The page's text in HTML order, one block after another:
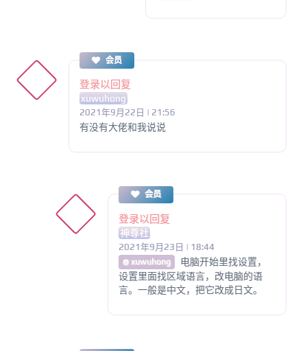
会员
登录以回复
xuwuhong
2021年9月22日 | 21:56
有没有大佬和我说说
会员
登录以回复
神尊社
2021年9月23日 | 18:44
@ xuwuhong
电脑开始里找设置，
设置里面找区域语言，改电脑的语
言。一般是中文，把它改成日文。